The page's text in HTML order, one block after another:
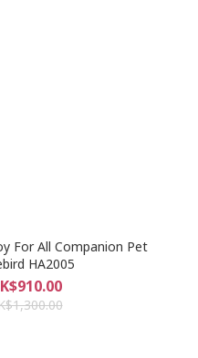
For All Companion Pet
HA2005